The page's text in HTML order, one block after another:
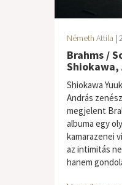
Németh Attila |
Brahms /
Shiokawa,
Shiokawa
András
megjelent
albuma egy
kamarazenei
az intimitás
hanem